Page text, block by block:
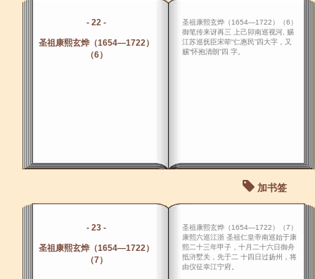
- 22 -
圣祖康熙玄烨（1654―1722）
（6）
圣祖康熙玄烨（1654―1722）（6）
御笔传来讶再三 上己卯南巡视河, 赐
江苏巡抚臣宋荦“仁惠民”四大字，又
赐“怀抱清朗”四 字。
加书签
- 23 -
圣祖康熙玄烨（1654―1722）
（7）
圣祖康熙玄烨（1654―1722）（7）
康熙六巡江浙 圣祖仁皇帝南巡始于康
熙二十三年甲子，十月二十六日御舟
抵浒墅关，先于二 十四日过扬州，将
由仪征幸江宁府。